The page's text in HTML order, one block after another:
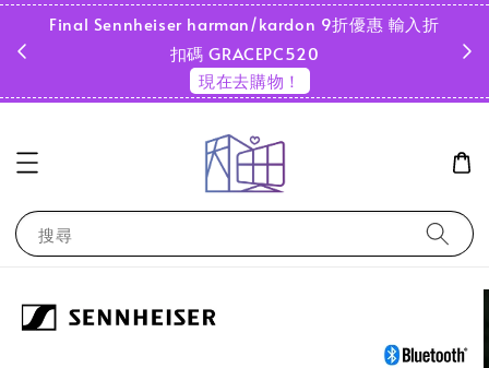
Final Sennheiser harman/kardon 9折優惠 輸入折
扣碼 GRACEPC520
現在去購物！
搜尋